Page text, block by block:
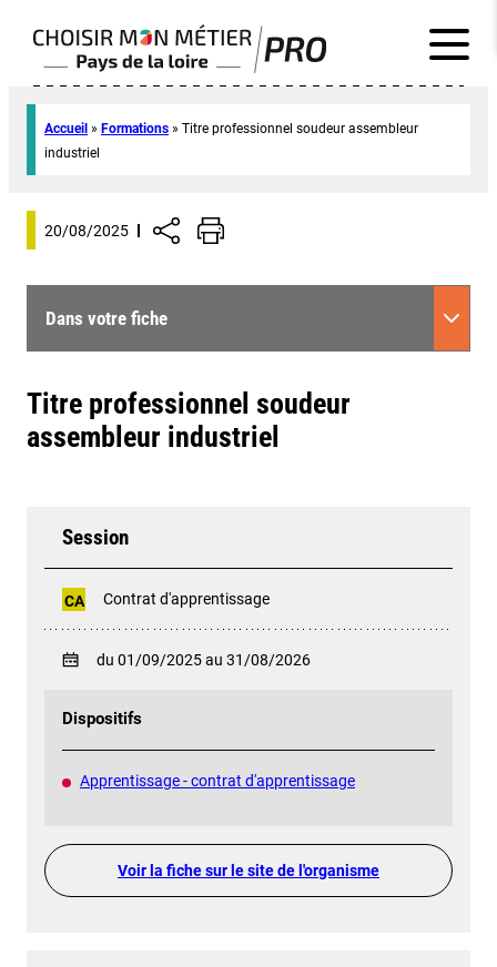
Accueil » Formations » Titre professionnel soudeur assembleur
industriel
20/08/2025
Dans votre fiche
Titre professionnel soudeur
assembleur industriel
Session
CA Contrat d'apprentissage
du 01/09/2025 au 31/08/2026
Dispositifs
Apprentissage - contrat d'apprentissage
Voir la fiche sur le site de l'organisme